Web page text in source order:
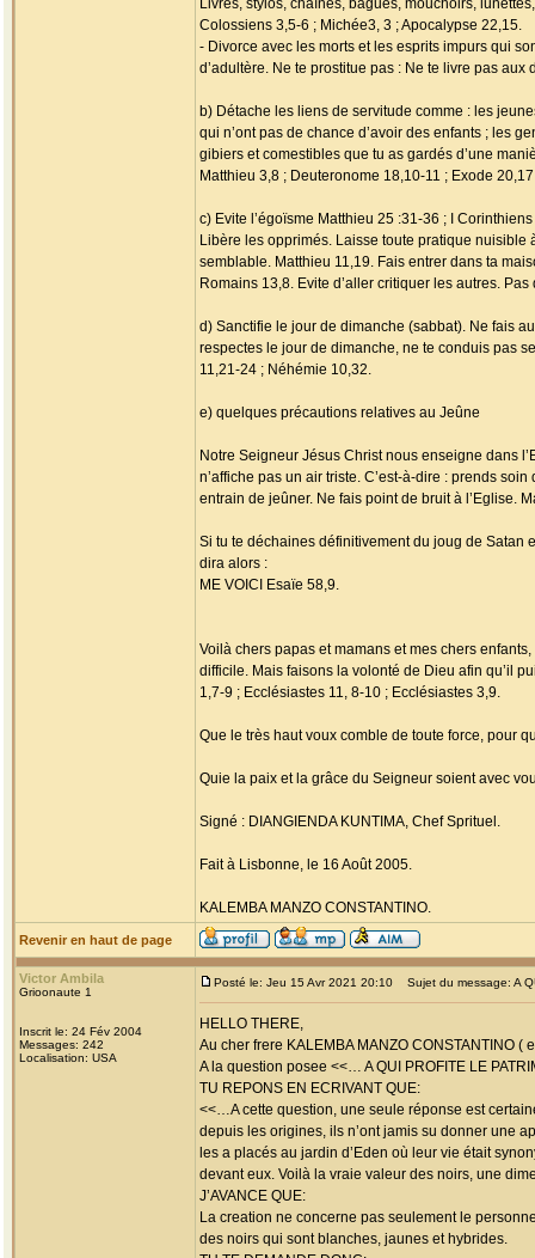
Livres, stylos, chaînes, bagues, mouchoirs,
Colossiens 3,5-6 ; Michée3, 3 ; Apocalypse 22,15.
- Divorce avec les morts et les esprits impurs qui
d’adultère. Ne te prostitue pas : Ne te livre pas
b) Détache les liens de servitude comme : les
qui n’ont pas de chance d’avoir des enfants ; les
gibiers et comestibles que tu as gardés d’une
Matthieu 3,8 ; Deuteronome 18,10-11 ; Exode
c) Evite l’égoïsme Matthieu 25 :31-36 ; I
Libère les opprimés. Laisse toute pratique
semblable. Matthieu 11,19. Fais entrer dans ta
Romains 13,8. Evite d’aller critiquer les autres.
d) Sanctifie le jour de dimanche (sabbat). Ne fais
respectes le jour de dimanche, ne te conduis pas
11,21-24 ; Néhémie 10,32.
e) quelques précautions relatives au Jeûne
Notre Seigneur Jésus Christ nous enseigne dans
n’affiche pas un air triste. C’est-à-dire : prends
entrain de jeûner. Ne fais point de bruit à l’Eglise.
Si tu te déchaines définitivement du joug de Satan
dira alors :
ME VOICI Esaïe 58,9.
Voilà chers papas et mamans et mes chers
difficile. Mais faisons la volonté de Dieu afin qu’il
1,7-9 ; Ecclésiastes 11, 8-10 ; Ecclésiastes 3,9.
Que le très haut voux comble de toute force, pour
Quie la paix et la grâce du Seigneur soient avec
Signé : DIANGIENDA KUNTIMA, Chef Sprituel.
Fait à Lisbonne, le 16 Août 2005.
KALEMBA MANZO CONSTANTINO.
Revenir en haut de page
Victor Ambila
Grioonaute 1
Inscrit le: 24 Fév 2004
Messages: 242
Localisation: USA
Posté le: Jeu 15 Avr 2021 20:10 Sujet du message: A
HELLO THERE,
Au cher frere KALEMBA MANZO CONSTANTINO (
A la question posee <<… A QUI PROFITE LE
TU REPONS EN ECRIVANT QUE:
<<…A cette question, une seule réponse est
depuis les origines, ils n’ont jamis su donner une
les a placés au jardin d’Eden où leur vie était
devant eux. Voilà la vraie valeur des noirs, une
J’AVANCE QUE:
La creation ne concerne pas seulement le
des noirs qui sont blanches, jaunes et hybrides.